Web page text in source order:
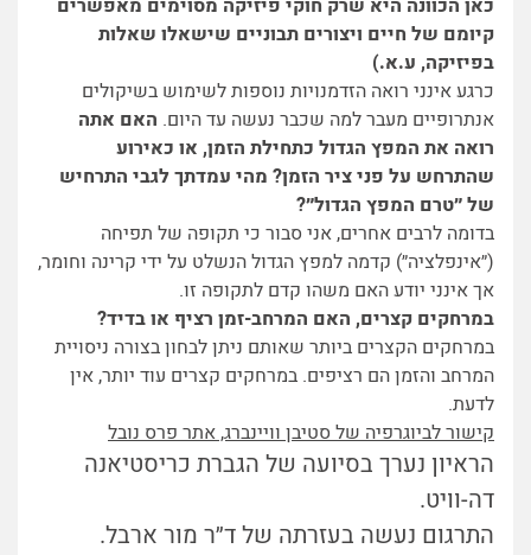
כאן הכוונה היא שרק חוקי פיזיקה מסוימים מאפשרים
קיומם של חיים ויצורים תבוניים שישאלו שאלות
בפיזיקה, ע.א.)
כרגע אינני רואה הזדמנויות נוספות לשימוש בשיקולים
אנתרופיים מעבר למה שכבר נעשה עד היום. האם אתה
רואה את המפץ הגדול כתחילת הזמן, או כאירוע
שהתרחש על פני ציר הזמן? מהי עמדתך לגבי התרחיש
של ״טרם המפץ הגדול״?
בדומה לרבים אחרים, אני סבור כי תקופה של תפיחה
(״אינפלציה״) קדמה למפץ הגדול הנשלט על ידי קרינה וחומר,
אך אינני יודע האם משהו קדם לתקופה זו.
במרחקים קצרים, האם המרחב-זמן רציף או בדיד?
במרחקים הקצרים ביותר שאותם ניתן לבחון בצורה ניסויית
המרחב והזמן הם רציפים. במרחקים קצרים עוד יותר, אין
לדעת.
קישור לביוגרפיה של סטיבן וויינברג, אתר פרס נובל
הראיון נערך בסיועה של הגברת כריסטיאנה
דה-וויט.
התרגום נעשה בעזרתה של ד״ר מור ארבל.